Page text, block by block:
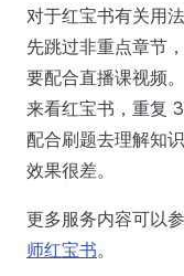
对于红宝书有关用
先跳过非重点章节
要配合直播课视频
来看红宝书，重复
配合刷题去理解知
效果很差。
更多服务内容可以
师红宝书。